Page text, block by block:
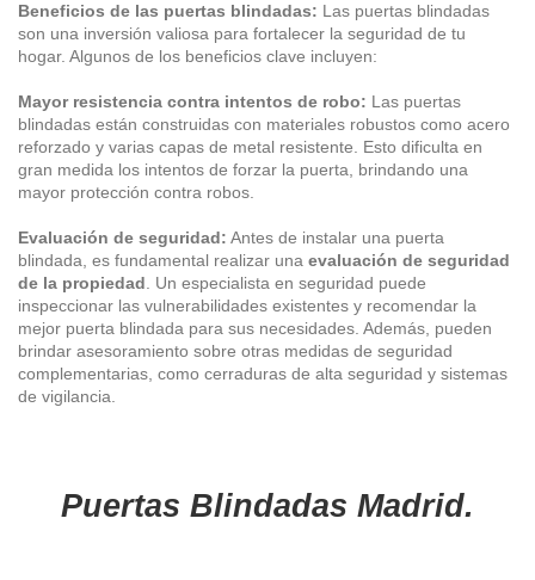
Beneficios de las puertas blindadas: Las puertas blindadas
son una inversión valiosa para fortalecer la seguridad de tu
hogar. Algunos de los beneficios clave incluyen:
Mayor resistencia contra intentos de robo: Las puertas
blindadas están construidas con materiales robustos como acero
reforzado y varias capas de metal resistente. Esto dificulta en
gran medida los intentos de forzar la puerta, brindando una
mayor protección contra robos.
Evaluación de seguridad: Antes de instalar una puerta
blindada, es fundamental realizar una evaluación de seguridad
de la propiedad. Un especialista en seguridad puede
inspeccionar las vulnerabilidades existentes y recomendar la
mejor puerta blindada para sus necesidades. Además, pueden
brindar asesoramiento sobre otras medidas de seguridad
complementarias, como cerraduras de alta seguridad y sistemas
de vigilancia.
Puertas Blindadas Madrid.